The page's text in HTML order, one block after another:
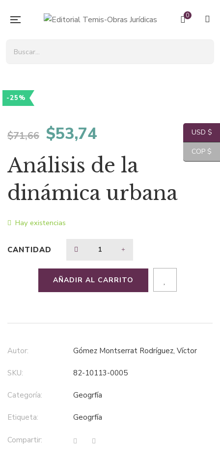
0
-25%
$71,66 El
precio
original
era:
$71,66.
$53,74El
precio
actual
es:
Análisis de la
dinámica urbana
Hay existencias
CANTIDAD
AÑADIR AL CARRITO
Autor: Gómez Montserrat Rodríguez, Víctor
SKU: 82-10113-0005
Categoría: geogrfía
Etiqueta: geogrfía
Compartir:
USD $
COP $